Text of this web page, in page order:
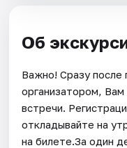
Об
Важно! Сразу после
организатором,
встречи.
откладывайте на
на билете.За один